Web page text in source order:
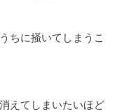
ちに掻いてしまうこ
えてしまいたいほど